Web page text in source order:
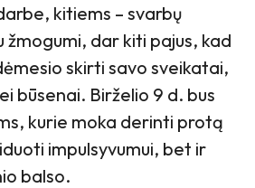
kitiems – svarbų
žmogumi, dar kiti pajus, kad
skirti savo sveikatai,
būsenai. Birželio 9 d. bus
kurie moka derinti protą
impulsyvumui, bet ir
balso.